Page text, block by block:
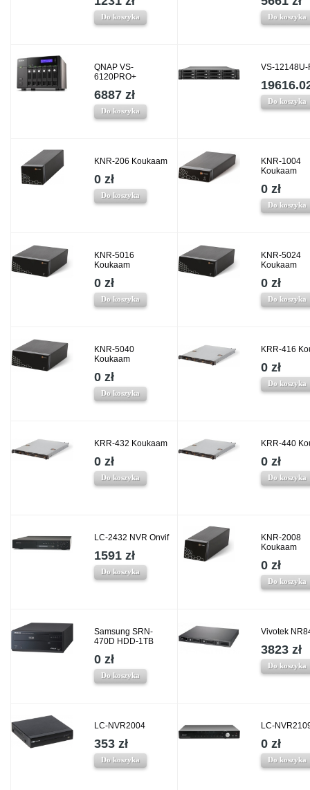
Do koszyka Do koszyka
QNAP VS-
6120PRO+
6887 zł
Do koszyka
VS-12148U-
Do koszyka
KNR-206 Koukaam
0 zł
Do koszyka
KNR-1004
Koukaam
0 zł
Do koszyka
KNR-5016
Koukaam
0 zł
Do koszyka
KNR-5024
Koukaam
0 zł
Do koszyka
KNR-5040
Koukaam
0 zł
Do koszyka
KRR-416
0 zł
Do koszyka
KRR-432 Koukaam
0 zł
Do koszyka
KRR-440
0 zł
Do koszyka
LC-2432 NVR Onvif
1591 zł
Do koszyka
KNR-2008
Koukaam
0 zł
Do koszyka
Samsung SRN-
470D HDD-1TB
0 zł
Do koszyka
Vivotek
3823 zł
Do koszyka
LC-NVR2004
353 zł
Do koszyka
LC-
0 zł
Do koszyka